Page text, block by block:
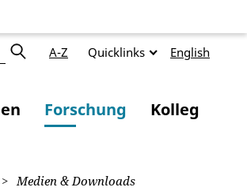
A-Z Quicklinks English
Forschung Kolleg
Medien & Downloads